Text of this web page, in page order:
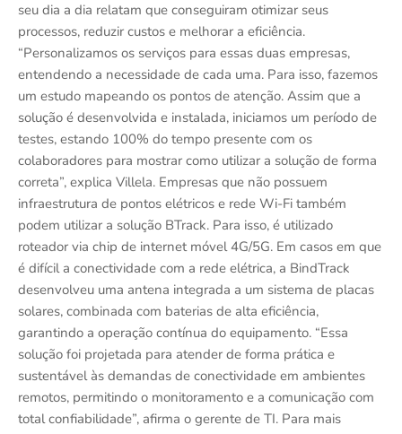
seu dia a dia relatam que conseguiram otimizar seus
processos, reduzir custos e melhorar a eficiência.
“Personalizamos os serviços para essas duas empresas,
entendendo a necessidade de cada uma. Para isso, fazemos
um estudo mapeando os pontos de atenção. Assim que a
solução é desenvolvida e instalada, iniciamos um período de
testes, estando 100% do tempo presente com os
colaboradores para mostrar como utilizar a solução de forma
correta”, explica Villela. Empresas que não possuem
infraestrutura de pontos elétricos e rede Wi-Fi também
podem utilizar a solução BTrack. Para isso, é utilizado
roteador via chip de internet móvel 4G/5G. Em casos em que
é difícil a conectividade com a rede elétrica, a BindTrack
desenvolveu uma antena integrada a um sistema de placas
solares, combinada com baterias de alta eficiência,
garantindo a operação contínua do equipamento. “Essa
solução foi projetada para atender de forma prática e
sustentável às demandas de conectividade em ambientes
remotos, permitindo o monitoramento e a comunicação com
total confiabilidade”, afirma o gerente de TI. Para mais